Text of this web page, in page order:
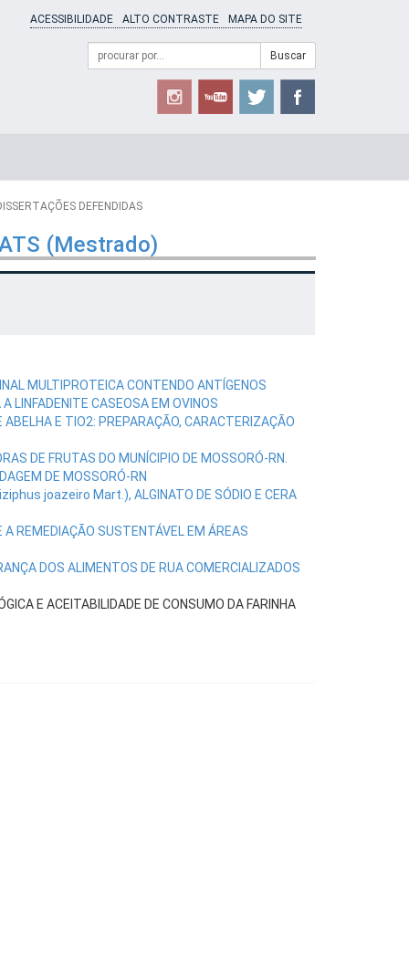
ACESSIBILIDADE ALTO CONTRASTE MAPA DO SITE
Formulário
Campo
de
Buscar
DEFENDIDAS
(Mestrado)
MULTIPROTEICA CONTENDO ANTÍGENOS
CASEOSA EM OVINOS
ABELHA E TIO2: PREPARAÇÃO, CARACTERIZAÇÃO
DE FRUTAS DO MUNÍCIPIO DE MOSSORÓ-RN.
DE MOSSORÓ-RN
joazeiro Mart.), ALGINATO DE SÓDIO E CERA
A REMEDIAÇÃO SUSTENTÁVEL EM ÁREAS
DOS ALIMENTOS DE RUA COMERCIALIZADOS
E ACEITABILIDADE DE CONSUMO DA FARINHA